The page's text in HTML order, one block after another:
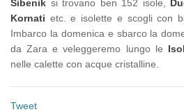
Sibenik si trovano ben 152 isole,
Kornati etc. e isolette e scogli con
Imbarco la domenica e sbarco la
da Zara e veleggeremo lungo le
nelle calette con acque cristalline.
Tweet